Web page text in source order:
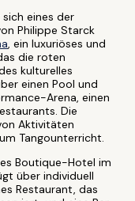
eines der
Philippe Starck
, ein luxuriöses und
die roten
kulturelles
einen Pool und
Arena, einen
Die
Aktivitäten
Tangounterricht.
Boutique-Hotel im
über individuell
Restaurant, das